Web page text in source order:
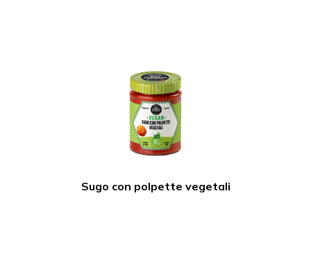
Sugo con polpette vegetali